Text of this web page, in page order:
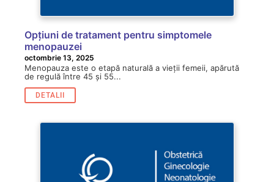
Opțiuni de tratament pentru simptomele
menopauzei
octombrie 13, 2025
Menopauza este o etapă naturală a vieții femeii, apărută
de regulă între 45 și 55...
DETALII